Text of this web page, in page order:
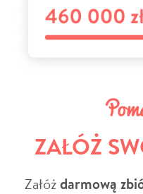
ZAŁÓŻ
Załóżdarmową